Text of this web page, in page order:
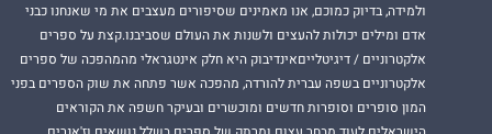
ולמידה, בדיוק כמוכם, אנו מאמינים שסיפורים מעצבים את מי שאנחנו כבני
אדם ומילים יכולות להעצים ולשנות את העולם שסביבנו.קצת על ספרים
אלקטרוניים / דיגיטלייםאינדיבוק היא חלק אינטגראלי מהמהפכה של ספרים
אלקטרוניים בשפה עברית להורדה, מהפכה אשר פתחה את שוק הספרים בפני
המון סופרים וסופרות חדשים ומוכשרים ובעיקר חשפה את הקוראים